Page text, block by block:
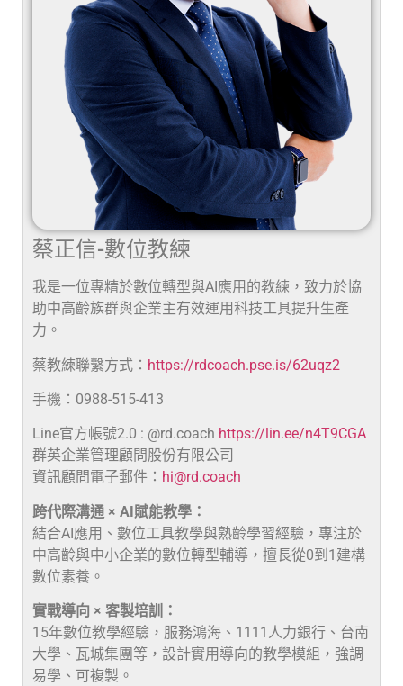
蔡正信-數位教練
我是一位專精於數位轉型與AI應用的教練，致力於協
助中高齡族群與企業主有效運用科技工具提升生產
力。
蔡教練聯繫方式： https://rdcoach.pse.is/62uqz2
手機：0988-515-413
Line官方帳號2.0 : @rd.coach https://lin.ee/n4T9CGA
群英企業管理顧問股份有限公司
資訊顧問電子郵件： hi@rd.coach
跨代際溝通 × AI賦能教學：
結合AI應用、數位工具教學與熟齡學習經驗，專注於
中高齡與中小企業的數位轉型輔導，擅長從0到1建構
數位素養。
實戰導向 × 客製培訓：
15年數位教學經驗，服務鴻海、1111人力銀行、台南
大學、瓦城集團等，設計實用導向的教學模組，強調
易學、可複製。